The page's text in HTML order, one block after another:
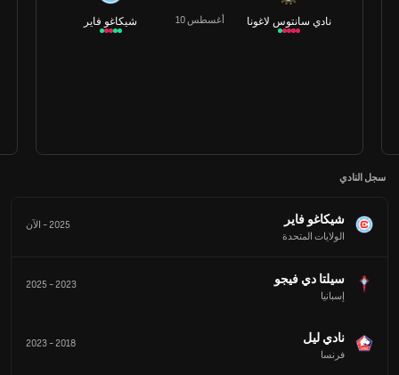
شيكاغو فاير 10 أغسطس نادي سانتوس لاغونا
سجل النادي
شيكاغو فاير
الولايات المتحدة
2025
- الآن
سيلتا دي فيجو
إسبانيا
2023
-
2025
نادي ليل
فرنسا
2018
-
2023